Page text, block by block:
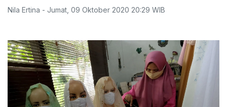
Nila Ertina - Jumat 09 Oktober 2020 20:29 WIB